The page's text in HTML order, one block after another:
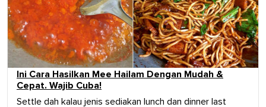
Ini Cara Hasilkan Mee Hailam Dengan Mudah &
Cepat. Wajib Cuba!
Settle dah kalau jenis sediakan lunch dan dinner last